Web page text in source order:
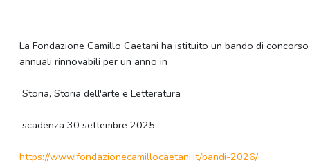
La Fondazione Camillo Caetani ha istituito un bando di
annuali rinnovabili per un anno in
Storia, Storia dell'arte e Letteratura
scadenza 30 settembre 2025
https://www.fondazionecamillocaetani.it/bandi-2026/